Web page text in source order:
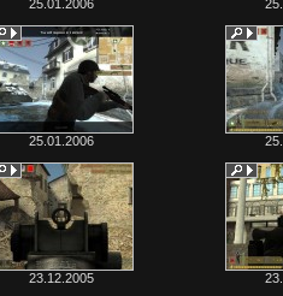
25.01.2006
25.01.2006
23.12.2005